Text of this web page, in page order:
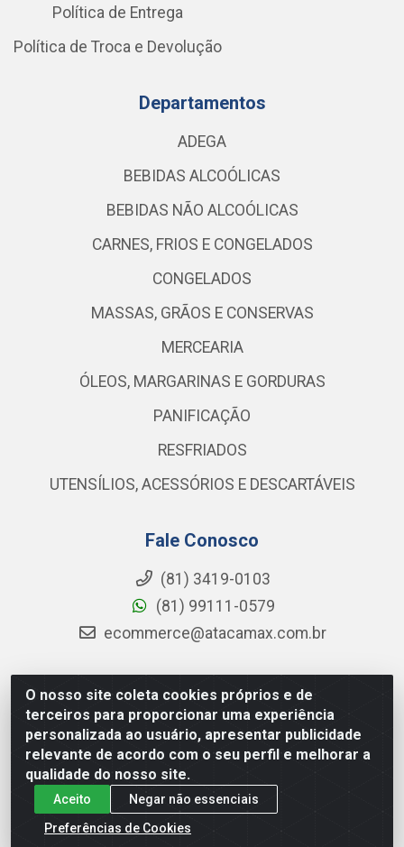
O nosso site coleta cookies próprios e de
terceiros para proporcionar uma experiência
personalizada ao usuário, apresentar publicidade
relevante de acordo com o seu perfil e melhorar a
qualidade do nosso site.
Aceito
Negar não essenciais
Preferências de Cookies
Política de Entrega
Política de Troca e Devolução
Departamentos
ADEGA
BEBIDAS ALCOÓLICAS
BEBIDAS NÃO ALCOÓLICAS
CARNES, FRIOS E CONGELADOS
CONGELADOS
MASSAS, GRÃOS E CONSERVAS
MERCEARIA
ÓLEOS, MARGARINAS E GORDURAS
PANIFICAÇÃO
RESFRIADOS
UTENSÍLIOS, ACESSÓRIOS E DESCARTÁVEIS
Fale Conosco
(81) 3419-0103
(81) 99111-0579
ecommerce@atacamax.com.br
Atacamax Importadora de Alimentos LTDA - RODOVIA BR-
101 - SUL, KM 79,60 GP E GALPAO:D - Muribeca, Jaboatão dos
Guararapes - PE, 54355-010 - CNPJ 08.305.623/0001-84